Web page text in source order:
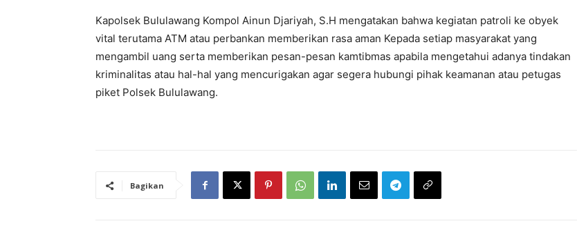
Kapolsek Bululawang Kompol Ainun Djariyah, S.H mengatakan bahwa kegiatan patroli ke obyek
vital terutama ATM atau perbankan memberikan rasa aman Kepada setiap masyarakat yang
mengambil uang serta memberikan pesan-pesan kamtibmas apabila mengetahui adanya tindakan
kriminalitas atau hal-hal yang mencurigakan agar segera hubungi pihak keamanan atau petugas
piket Polsek Bululawang.
Bagikan